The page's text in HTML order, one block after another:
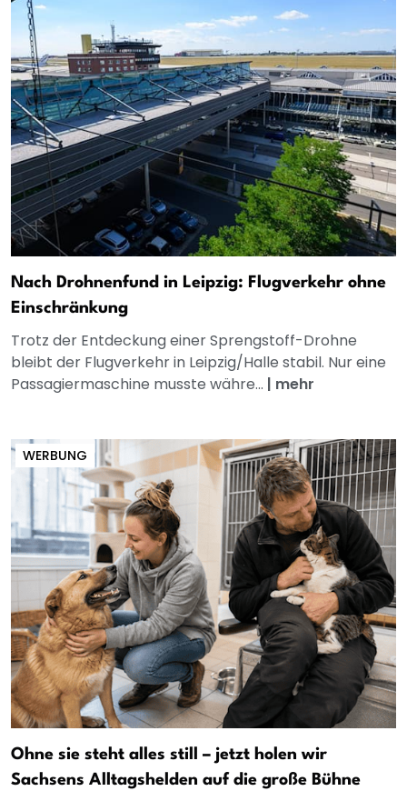
Nach Drohnenfund in Leipzig: Flugverkehr ohne
Einschränkung
Trotz der Entdeckung einer Sprengstoff-Drohne
bleibt der Flugverkehr in Leipzig/Halle stabil. Nur eine
Passagiermaschine musste währe... | mehr
WERBUNG
Ohne sie steht alles still – jetzt holen wir
Sachsens Alltagshelden auf die große Bühne